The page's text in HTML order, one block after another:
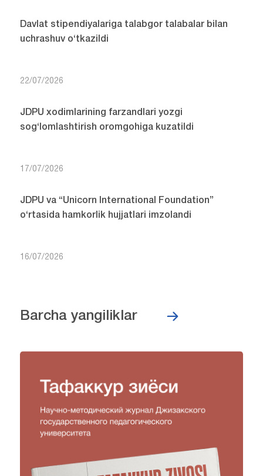
Davlat stipendiyalariga talabgor talabalar bilan
uchrashuv o‘tkazildi
22/07/2026
JDPU xodimlarining farzandlari yozgi
sog‘lomlashtirish oromgohiga kuzatildi
17/07/2026
JDPU va “Unicorn International Foundation”
o‘rtasida hamkorlik hujjatlari imzolandi
16/07/2026
Barcha yangiliklar